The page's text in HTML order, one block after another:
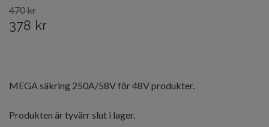
470 kr
378 kr
MEGA säkring 250A/58V för 48V produkter.
Produkten är tyvärr slut i lager.